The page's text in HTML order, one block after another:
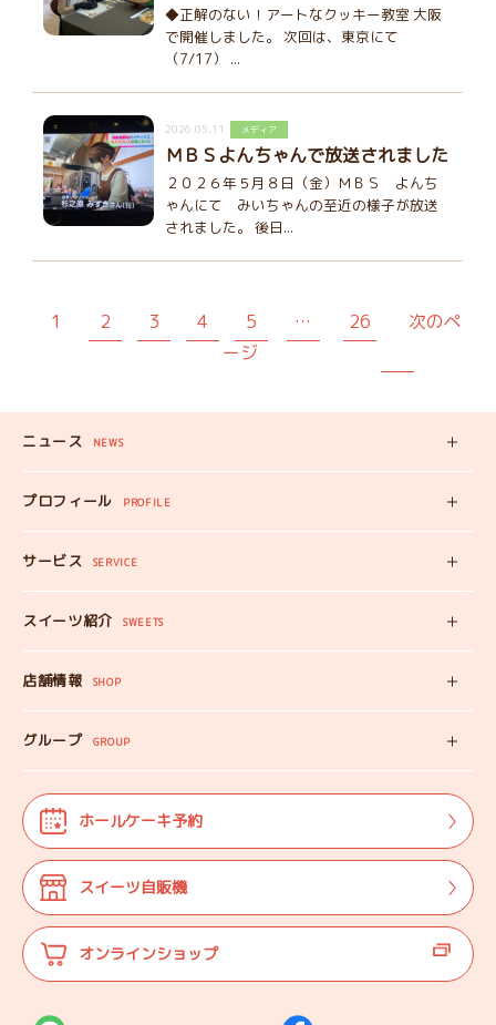
◆正解のない！アートなクッキー教室 大阪
で開催しました。 次回は、東京にて
（7/17） ...
2026.05.11 メディア
ＭＢＳよんちゃんで放送されました
２０２６年５月８日（金）ＭＢＳ よんち
ゃんにて みいちゃんの至近の様子が放送
されました。 後日...
1 2 3 4 5 … 26
次のペ
ージ
ホールケーキ予約
スイーツ自販機
オンラインショップ
ニュース NEWS
新着記事
プロフィール PROFILE
みいちゃんのプロフィール
みいちゃんママの
サービス SERVICE
スイーツ自販機
工房見学
みいちゃんのSDGS
お仕事体験
よくある質問
スイーツ紹介 SWEETS
みいちゃんのスイーツ
オンラインショップ
店舗情報 SHOP
店舗情報
マップ
法人･団体様向け
ご案内
代表プロフィール
登壇実績
グループ GROUP
株式会社TANEBI
Shining Children
自分探しを